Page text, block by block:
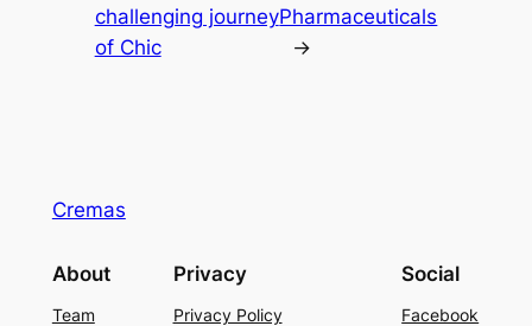
challenging journey
of Chic
Pharmaceuticals
→
Cremas
About
Team
Privacy
Privacy Policy
Social
Facebook